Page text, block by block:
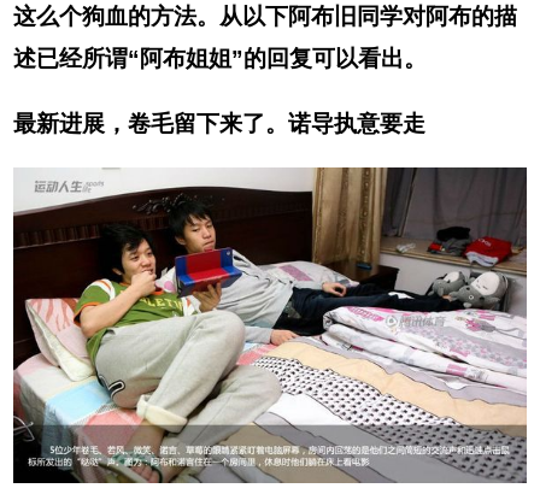
这么个狗血的方法。从以下阿布旧同学对阿布的描
述已经所谓“阿布姐姐”的回复可以看出。
最新进展，卷毛留下来了。诺导执意要走